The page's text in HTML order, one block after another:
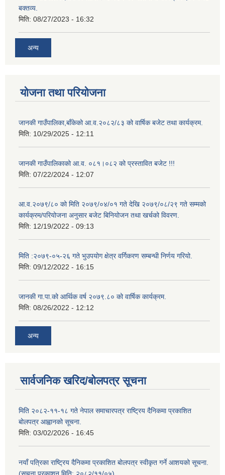
बक्तव्य.
मिति: 08/27/2023 - 16:32
अन्य
योजना तथा परियोजना
जानकी गाउँपालिका,बाँकेको आ.व.२०८२/८३ को वार्षिक बजेट तथा कार्यक्रम.
मिति: 10/29/2025 - 12:11
जानकी गाउँपालिकाको आ.व. ०८१।०८२ को प्रस्तावित बजेट !!!
मिति: 07/22/2024 - 12:07
आ.व.२०७९/८० को मिति २०७९/०४/०१ गते देखि २०७९/०८/२९ गते सम्मको
कार्यक्रम/परियोजना अनुसार बजेट बिनियोजन तथा खर्चको विवरण.
मिति: 12/19/2022 - 09:13
मिति :२०७९-०५-२६ गते भुउपयोग क्षेत्र वर्गिकरण सम्बन्धी निर्णय गरियो.
मिति: 09/12/2022 - 16:15
जानकी गा.पा.को आर्थिक वर्ष २०७९.८० को वार्षिक कार्यक्रम.
मिति: 08/26/2022 - 12:12
अन्य
सार्वजनिक खरिद/बोलपत्र सूचना
मिति २०८२-११-१८ गते नेपाल समाचारपत्र राष्ट्रिय दैनिकमा प्रकाशित
बोलपत्र आह्वानको सूचना.
मिति: 03/02/2026 - 16:45
नयाँ पत्रिका राष्ट्रिय दैनिकमा प्रकाशित बोलपत्र स्वीकृत गर्ने आशयको सूचना.